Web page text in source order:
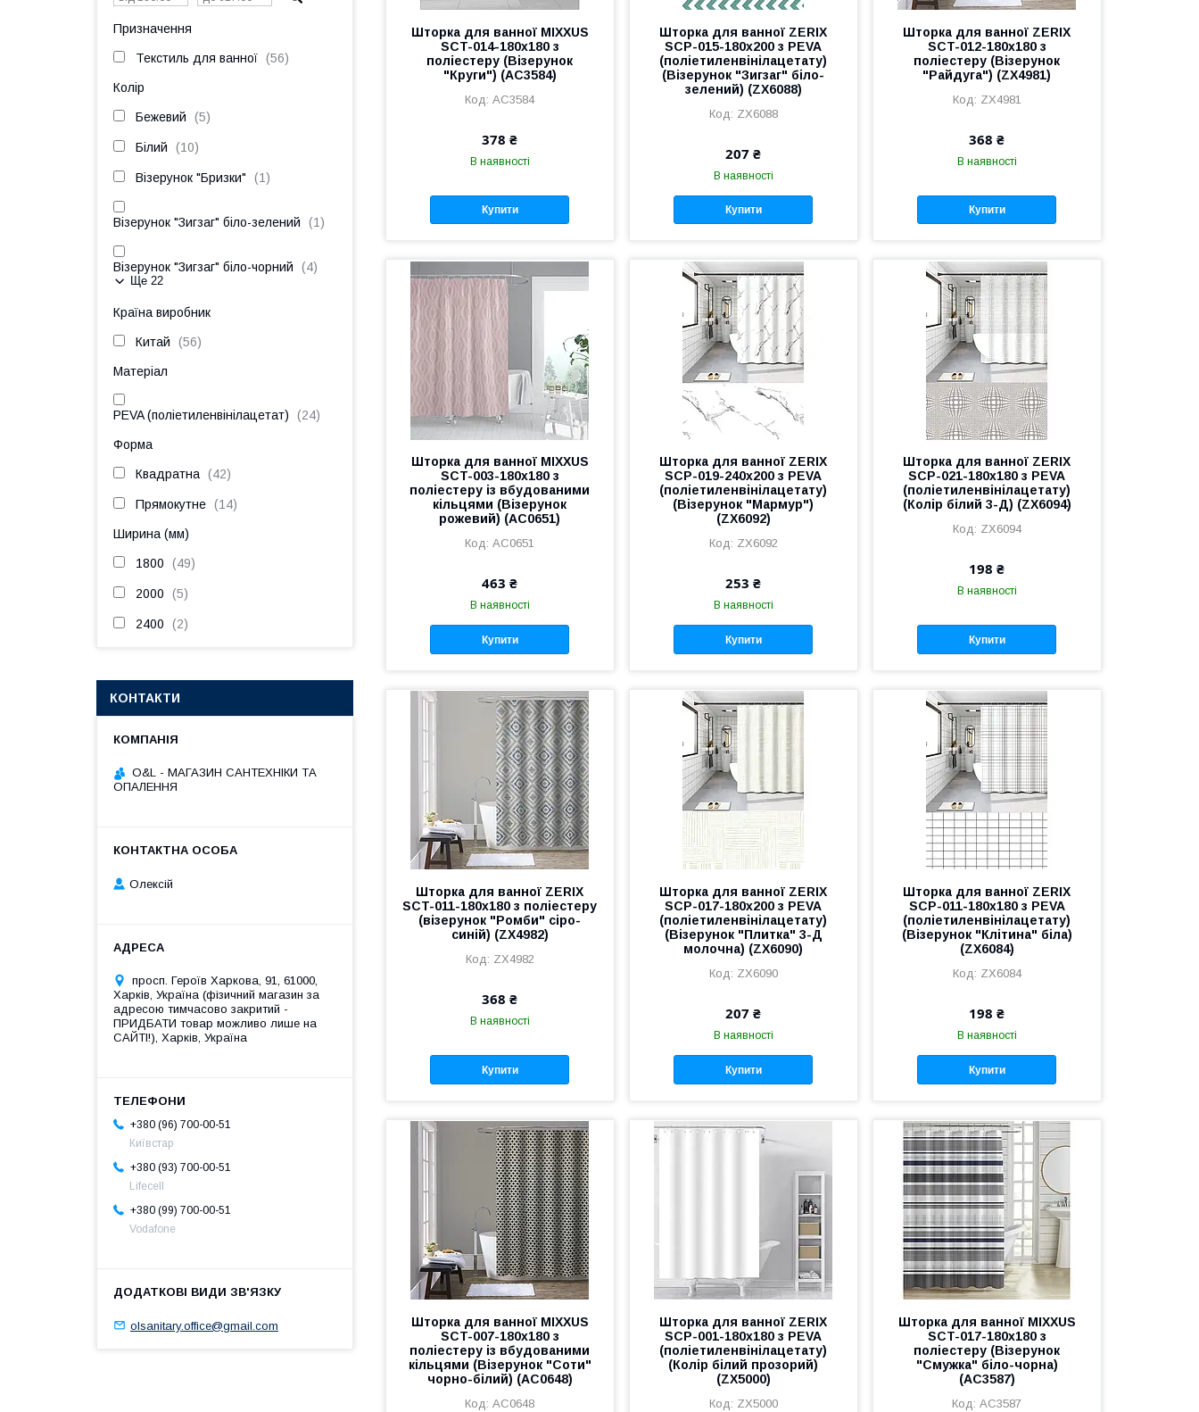
Шторка для ванної MIXXUS
SCT-014-180x180 з
поліестеру (Візерунок
"Круги") (AC3584)
AC3584
378 ₴
В наявності
Купити
Шторка для ванної ZERIX
SCP-015-180x200 з PEVA
(поліетиленвінілацетату)
(Візерунок "Зигзаг" біло-
зелений) (ZX6088)
ZX6088
207 ₴
В наявності
Купити
Шторка для ванної ZERIX
SCT-012-180x180 з
поліестеру (Візерунок
"Райдуга") (ZX4981)
ZX4981
368 ₴
В наявності
Купити
Шторка для ванної MIXXUS
SCT-003-180x180 з
поліестеру із вбудованими
кільцями (Візерунок
рожевий) (AC0651)
AC0651
463 ₴
В наявності
Купити
Шторка для ванної ZERIX
SCP-019-240x200 з PEVA
(поліетиленвінілацетату)
(Візерунок "Мармур")
(ZX6092)
ZX6092
253 ₴
В наявності
Купити
Шторка для ванної ZERIX
SCP-021-180x180 з PEVA
(поліетиленвінілацетату)
(Колір білий 3-Д) (ZX6094)
ZX6094
198 ₴
В наявності
Купити
Шторка для ванної ZERIX
SCT-011-180x180 з поліестеру
(візерунок "Ромби" сіро-
синій) (ZX4982)
ZX4982
368 ₴
В наявності
Купити
Шторка для ванної ZERIX
SCP-017-180x200 з PEVA
(поліетиленвінілацетату)
(Візерунок "Плитка" 3-Д
молочна) (ZX6090)
ZX6090
207 ₴
В наявності
Купити
Шторка для ванної ZERIX
SCP-011-180x180 з PEVA
(поліетиленвінілацетату)
(Візерунок "Клітина" біла)
(ZX6084)
ZX6084
198 ₴
В наявності
Купити
Шторка для ванної MIXXUS
SCT-007-180x180 з
поліестеру із вбудованими
кільцями (Візерунок "Соти"
чорно-білий) (AC0648)
AC0648
Шторка для ванної ZERIX
SCP-001-180x180 з PEVA
(поліетиленвінілацетату)
(Колір білий прозорий)
(ZX5000)
ZX5000
Шторка для ванної MIXXUS
SCT-017-180x180 з
поліестеру (Візерунок
"Смужка" біло-чорна)
(AC3587)
AC3587
Призначення
Текстиль для ванної 56
Колір
Бежевий 5
Білий 10
Візерунок "Бризки" 1
Візерунок "Зигзаг" біло-зелений 1
Візерунок "Зигзаг" біло-чорний 4
Ще 22
Країна виробник
Китай 56
Матеріал
PEVA (поліетиленвінілацетат) 24
Форма
Квадратна 42
Прямокутне 14
Ширина (мм)
1800 49
2000 5
2400 2
КОНТАКТИ
O&L - МАГАЗИН САНТЕХНІКИ ТА
ОПАЛЕННЯ
Олексій
просп. Героїв Харкова, 91, 61000,
Харків, Україна (фізичний магазин за
адресою тимчасово закритий -
ПРИДБАТИ товар можливо лише на
САЙТІ!), Харків, Україна
+380 (96) 700-00-51
Київстар
+380 (93) 700-00-51
Lifecell
+380 (99) 700-00-51
Vodafone
olsanitary.office@gmail.com